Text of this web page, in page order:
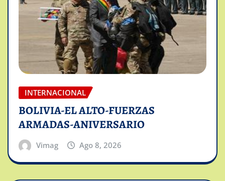
INTERNACIONAL
BOLIVIA-EL ALTO-FUERZAS
ARMADAS-ANIVERSARIO
Vimag Ago 8, 2026